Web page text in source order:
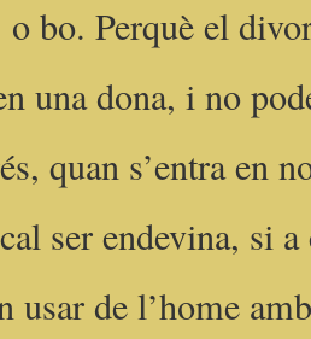
o bo. Perquè el
una dona, i no
quan s’entra en
cal ser endevina, si a
usar de l’home